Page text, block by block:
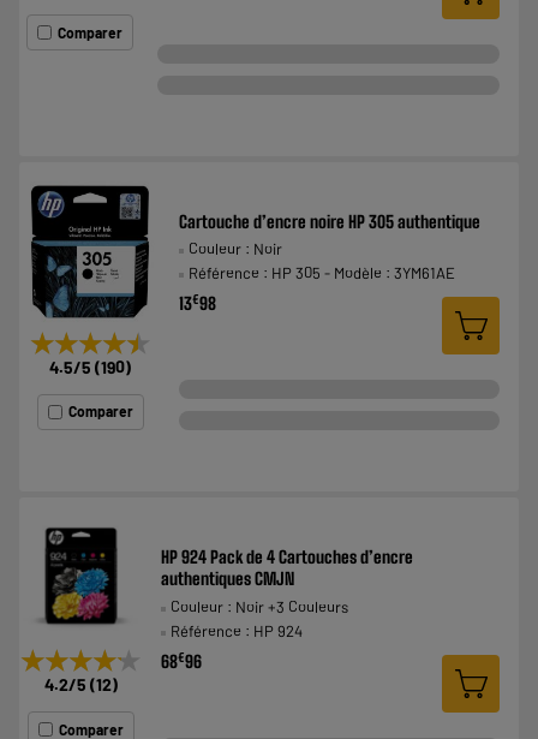
Comparer
★★★★★
★★★★★
4.5/5 (190)
Comparer
Cartouche d’encre noire HP 305 authentique
Couleur : Noir
Référence : HP 305 - Modèle : 3YM61AE
13€98
★★★★★
★★★★★
4.2/5 (12)
Comparer
HP 924 Pack de 4 Cartouches d’encre
authentiques CMJN
Couleur : Noir +3 Couleurs
Référence : HP 924
68€96